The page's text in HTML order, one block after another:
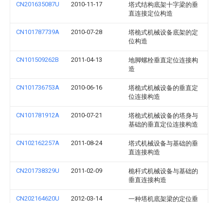
CN201635087U 2010-11-17
塔式结构底架十字梁的垂
直连接定位构造
CN101787739A 2010-07-28
塔桅式机械设备底架的定
位构造
CN101509262B 2011-04-13
地脚螺栓垂直定位连接构
造
CN101736753A 2010-06-16
塔桅式机械设备的垂直定
位连接构造
CN101781912A 2010-07-21
塔桅式机械设备的塔身与
基础的垂直定位连接构造
CN102162257A 2011-08-24
塔式机械设备与基础的垂
直连接构造
CN201738329U 2011-02-09
桅杆式机械设备与基础的
垂直连接构造
CN202164620U 2012-03-14
一种塔机底架梁的定位垂